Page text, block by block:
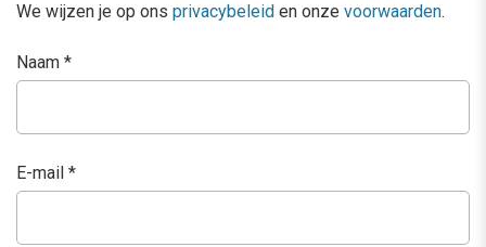
We wijzen je op ons privacybeleid en onze voorwaarden.
Naam *
E-mail *